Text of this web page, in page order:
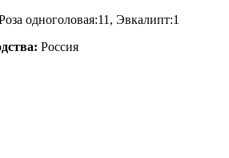
одноголовая:11, Эвкалипт:1
Россия